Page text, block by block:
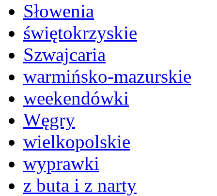
Słowenia
świętokrzyskie
Szwajcaria
warmińsko-mazurskie
weekendówki
Węgry
wielkopolskie
wyprawki
z buta i z narty